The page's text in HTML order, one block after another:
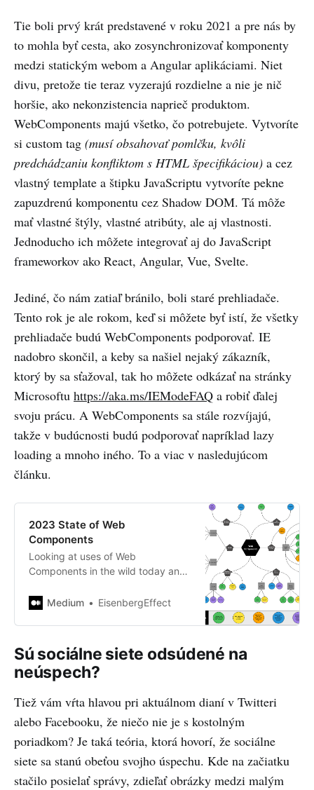
Tie boli prvý krát predstavené v roku 2021 a pre nás by
to mohla byť cesta, ako zosynchronizovať komponenty
medzi statickým webom a Angular aplikáciami. Niet
divu, pretože tie teraz vyzerajú rozdielne a nie je nič
horšie, ako nekonzistencia naprieč produktom.
WebComponents majú všetko, čo potrebujete. Vytvoríte
si custom tag (musí obsahovať pomlčku, kvôli
predchádzaniu konfliktom s HTML špecifikáciou) a cez
vlastný template a štipku JavaScriptu vytvoríte pekne
zapuzdrenú komponentu cez Shadow DOM. Tá môže
mať vlastné štýly, vlastné atribúty, ale aj vlastnosti.
Jednoducho ich môžete integrovať aj do JavaScript
frameworkov ako React, Angular, Vue, Svelte.
Jediné, čo nám zatiaľ bránilo, boli staré prehliadače.
Tento rok je ale rokom, keď si môžete byť istí, že všetky
prehliadače budú WebComponents podporovať. IE
nadobro skončil, a keby sa našiel nejaký zákazník,
ktorý by sa sťažoval, tak ho môžete odkázať na stránky
Microsoftu https://aka.ms/IEModeFAQ a robiť ďalej
svoju prácu. A WebComponents sa stále rozvíjajú,
takže v budúcnosti budú podporovať napríklad lazy
loading a mnoho iného. To a viac v nasledujúcom
článku.
2023 State of Web
Components
Looking at uses of Web
Components in the wild today and
the years and is likely to evolve in
Medium EisenbergEffect
Sú sociálne siete odsúdené na
neúspech?
Tiež vám vŕta hlavou pri aktuálnom dianí v Twitteri
alebo Facebooku, že niečo nie je s kostolným
poriadkom? Je taká teória, ktorá hovorí, že sociálne
siete sa stanú obeťou svojho úspechu. Kde na začiatku
stačilo posielať správy, zdieľať obrázky medzi malým